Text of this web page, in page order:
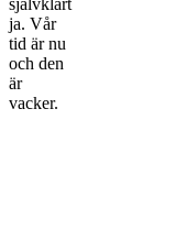
ja. Vår
tid är nu
och den
är
vacker.